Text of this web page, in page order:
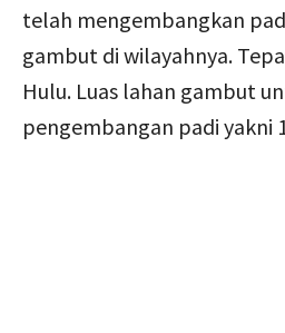
telah mengembangkan
gambut di wilayahnya.
Hulu. Luas lahan gambut
pengembangan padi yakni